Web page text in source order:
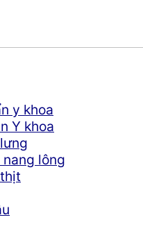
y khoa
Y khoa
lông